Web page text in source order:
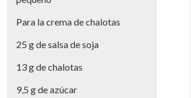
Para la crema de chalotas
25 g de salsa de soja
13 g de chalotas
9,5 g de azúcar